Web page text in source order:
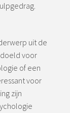
uit de
voor
of een
voor
zijn